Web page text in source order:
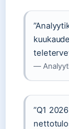
—
”Q1